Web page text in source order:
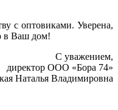
с оптовиками. Уверена,
в Ваш дом!
С уважением,
директор ООО «Бора 74»
Наталья Владимировна